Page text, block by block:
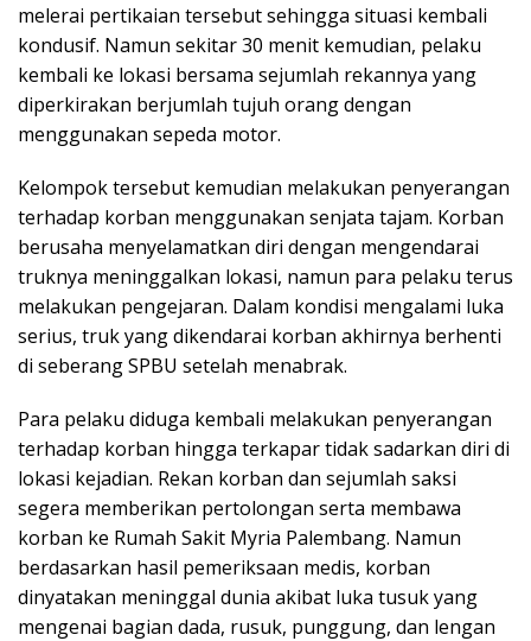
melerai pertikaian tersebut sehingga situasi kembali
kondusif. Namun sekitar 30 menit kemudian, pelaku
kembali ke lokasi bersama sejumlah rekannya yang
diperkirakan berjumlah tujuh orang dengan
menggunakan sepeda motor.
Kelompok tersebut kemudian melakukan penyerangan
terhadap korban menggunakan senjata tajam. Korban
berusaha menyelamatkan diri dengan mengendarai
truknya meninggalkan lokasi, namun para pelaku terus
melakukan pengejaran. Dalam kondisi mengalami luka
serius, truk yang dikendarai korban akhirnya berhenti
di seberang SPBU setelah menabrak.
Para pelaku diduga kembali melakukan penyerangan
terhadap korban hingga terkapar tidak sadarkan diri di
lokasi kejadian. Rekan korban dan sejumlah saksi
segera memberikan pertolongan serta membawa
korban ke Rumah Sakit Myria Palembang. Namun
berdasarkan hasil pemeriksaan medis, korban
dinyatakan meninggal dunia akibat luka tusuk yang
mengenai bagian dada, rusuk, punggung, dan lengan